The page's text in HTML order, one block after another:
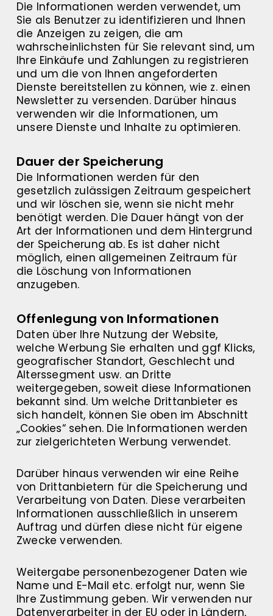
Die Informationen werden verwendet, um
Sie als Benutzer zu identifizieren und Ihnen
die Anzeigen zu zeigen, die am
wahrscheinlichsten für Sie relevant sind, um
Ihre Einkäufe und Zahlungen zu registrieren
und um die von Ihnen angeforderten
Dienste bereitstellen zu können, wie z. einen
Newsletter zu versenden. Darüber hinaus
verwenden wir die Informationen, um
unsere Dienste und Inhalte zu optimieren.
Dauer der Speicherung
Die Informationen werden für den
gesetzlich zulässigen Zeitraum gespeichert
und wir löschen sie, wenn sie nicht mehr
benötigt werden. Die Dauer hängt von der
Art der Informationen und dem Hintergrund
der Speicherung ab. Es ist daher nicht
möglich, einen allgemeinen Zeitraum für
die Löschung von Informationen
anzugeben.
Offenlegung von Informationen
Daten über Ihre Nutzung der Website,
welche Werbung Sie erhalten und ggf Klicks,
geografischer Standort, Geschlecht und
Alterssegment usw. an Dritte
weitergegeben, soweit diese Informationen
bekannt sind. Um welche Drittanbieter es
sich handelt, können Sie oben im Abschnitt
„Cookies“ sehen. Die Informationen werden
zur zielgerichteten Werbung verwendet.
Darüber hinaus verwenden wir eine Reihe
von Drittanbietern für die Speicherung und
Verarbeitung von Daten. Diese verarbeiten
Informationen ausschließlich in unserem
Auftrag und dürfen diese nicht für eigene
Zwecke verwenden.
Weitergabe personenbezogener Daten wie
Name und E-Mail etc. erfolgt nur, wenn Sie
Ihre Zustimmung geben. Wir verwenden nur
Datenverarbeiter in der EU oder in Ländern,